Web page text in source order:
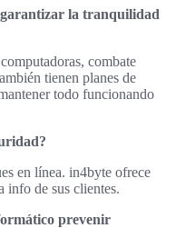
garantizar la tranquilidad
combate
tienen planes de
todo funcionando
en línea. in4byte ofrece
info de sus clientes.
prevenir